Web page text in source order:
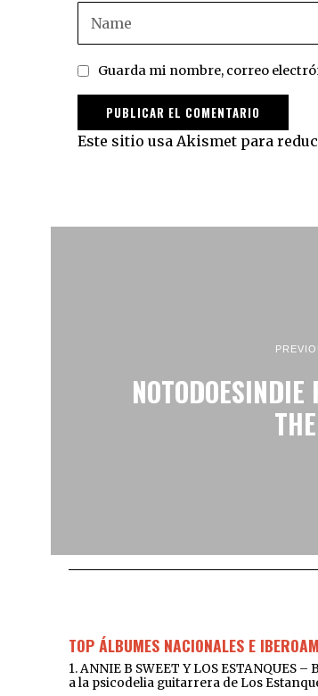
Guarda mi nombre, correo
Este sitio usa Akismet para
TOP ÁLBUMES NACIONALES E
1. ANNIE B SWEET Y LOS
a la psicodelia guitarrera de Los